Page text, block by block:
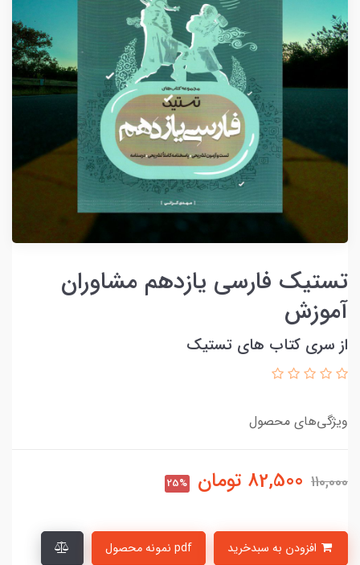
تستیک فارسی یازدهم مشاوران
آموزش
از سری کتاب های تستیک
ویژگی‌های محصول
110,000
82,500 تومان 25%
pdf نمونه محصول